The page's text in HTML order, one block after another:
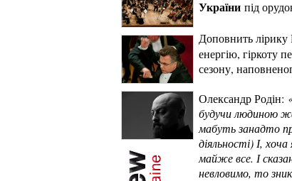
України під
Доповнить лірику
енергію, гіркоту
сезону,
Олександр Родін:
будучи людиною
мабуть занадто
діяльності) І,
майже все. І
невловимо, то